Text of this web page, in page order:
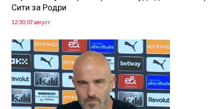
Сити за Родри
12:30, 07 август